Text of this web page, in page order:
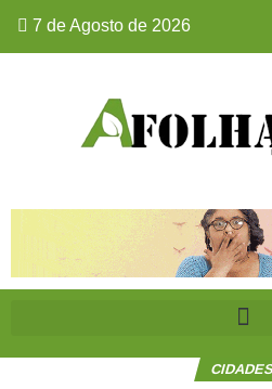
7 de Agosto de 2026